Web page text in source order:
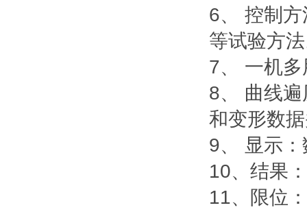
6、 控制
等试验方
7、 一机
8、 曲线
和变形数
9、 显示
10、结果
11、限位